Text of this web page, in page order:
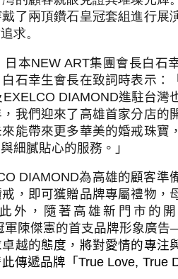
了兩頂鑽石皇冠套組進行展
求。
日本NEW ART集團會長白石
石幸生會長在致詞時表示：
EXELCO DIAMOND進駐台灣
我們迎來了高雄首家分店的
能帶來更多華美的婚戒珠寶
細膩貼心的服務。」
DIAMOND為高雄的顧客準
，即可獲贈品牌專屬禮物，
外，隨著高雄新門市的開
軍陳傑憲的首支品牌形象廣告
越的態度，將對愛情的專注
傳遞品牌「True Love, True